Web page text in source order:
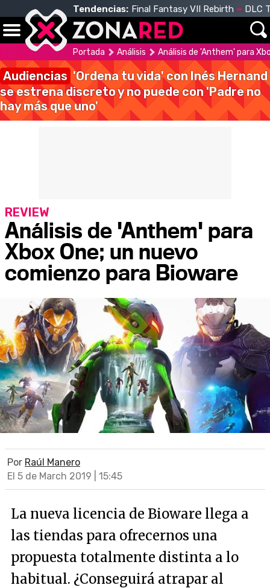
Tendencias: Final Fantasy VII Rebirth DLC
Portada Análisis Análisis de 'Anthem' para
Audiencias 'Ordena tu vida' con Inés Hernand
se estrena discreto y no puede con 'Padre no
hay más que uno'
Análisis de 'Anthem' para
Xbox One; un nuevo
comienzo para Bioware
REVIEW
Por Raúl Manero
El 5 de March 2019 | 15:45
La nueva licencia de Bioware llega a
las tiendas para ofrecernos una
propuesta totalmente distinta a lo
habitual. ¿Conseguirá atrapar al